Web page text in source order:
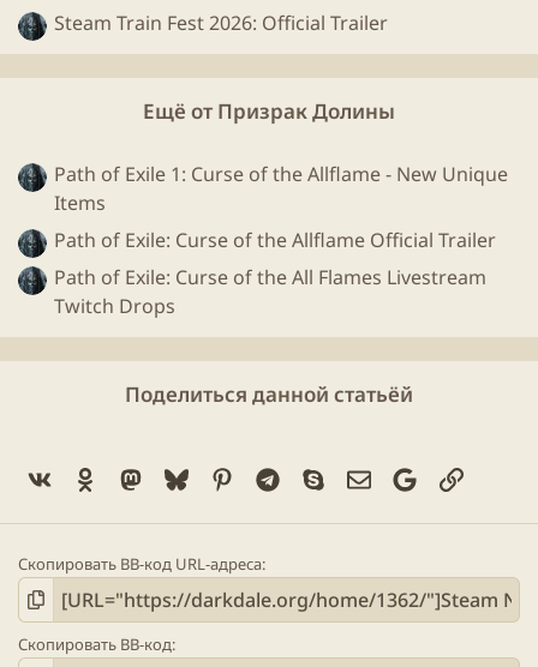
Steam Train Fest 2026: Official Trailer
Ещё от Призрак Долины
Path of Exile 1: Curse of the Allflame - New Unique
Items
Path of Exile: Curse of the Allflame Official Trailer
Path of Exile: Curse of the All Flames Livestream
Twitch Drops
Поделиться данной статьёй
Vk Ok Mastodon
BlueskyPinterestTelegram
SkypeЭлектронная
GoogleСсылка
Скопировать BB-код URL-адреса
Скопировать BB-код